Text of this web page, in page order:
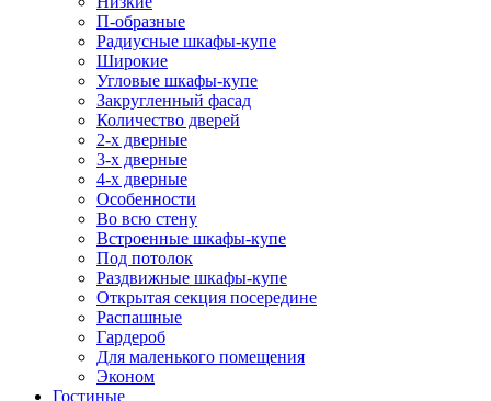
П-образные
Радиусные шкафы-купе
Широкие
Угловые шкафы-купе
Закругленный фасад
Количество дверей
2-х дверные
3-х дверные
4-х дверные
Особенности
Во всю стену
Встроенные шкафы-купе
Под потолок
Раздвижные шкафы-купе
Открытая секция посередине
Распашные
Гардероб
Для маленького помещения
Эконом
Гостиные